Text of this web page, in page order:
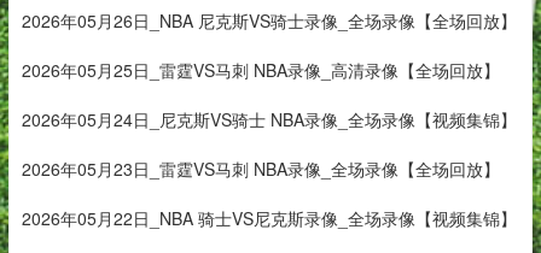
2026年05月26日_NBA 尼克斯VS骑士录像_全场录像【全场回放】
2026年05月25日_雷霆VS马刺 NBA录像_高清录像【全场回放】
2026年05月24日_尼克斯VS骑士 NBA录像_全场录像【视频集锦】
2026年05月23日_雷霆VS马刺 NBA录像_全场录像【全场回放】
2026年05月22日_NBA 骑士VS尼克斯录像_全场录像【视频集锦】